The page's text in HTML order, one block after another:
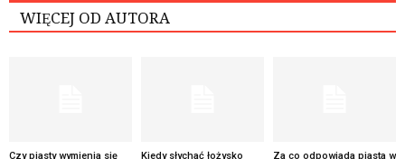
WIĘCEJ OD AUTORA
Czy piasty wymienia się
Kiedy słychać łożysko
Za co odpowiada piasta w